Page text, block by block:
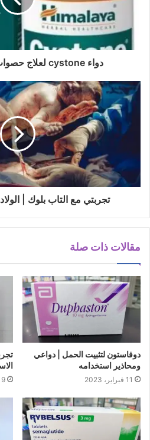
ي
دواء cystone لعلاج حصوات المسالك البولية
تجربتي مع التاب بلوك |
مقالات ذات صلة
دوفاستون لتثبيت الحمل | دواعي
ومحاذير استخدامه
11 فبراير، 2023 9 فبراير، 2023